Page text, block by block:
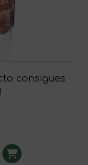
consigues
!